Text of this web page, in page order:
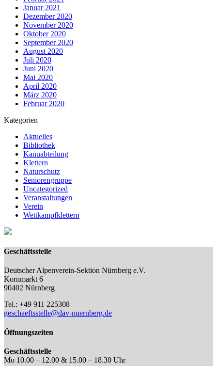
Januar 2021
Dezember 2020
November 2020
Oktober 2020
September 2020
August 2020
Juli 2020
Juni 2020
Mai 2020
April 2020
März 2020
Februar 2020
Kategorien
Aktuelles
Bibliothek
Kanuabteilung
Klettern
Naturschutz
Seniorengruppe
Uncategorized
Veranstaltungen
Verein
Wettkampfklettern
Geschäftsstelle
Deutscher Alpenverein-Sektion Nürnberg e.V.
Kornmarkt 6
90402 Nürnberg
Tel.: +49 911 225308
geschaeftsstelle@dav-nuernberg.de
Öffnungszeiten
Geschäftsstelle
Mo 10.00 – 12.00 & 15.00 – 18.30 Uhr